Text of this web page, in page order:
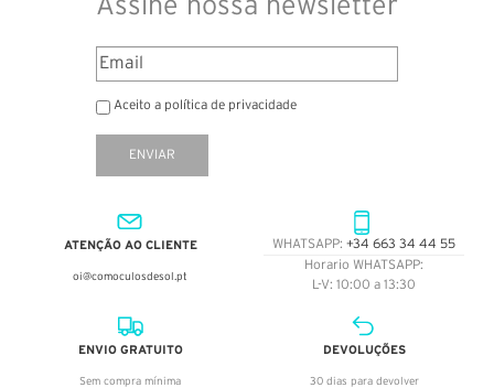
Assine nossa newsletter
Aceito a política de privacidade
ENVIAR
ATENÇÃO AO CLIENTE
oi@comoculosdesol.pt
WHATSAPP: +34 663 34 44 55
Horario WHATSAPP:
L-V: 10:00 a 13:30
ENVIO GRATUITO
Sem compra mínima
DEVOLUÇÕES
30 dias para devolver